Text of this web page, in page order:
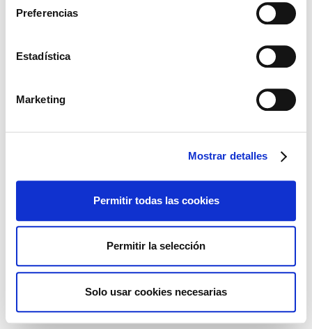
Preferencias
Estadística
Marketing
Mostrar detalles
Permitir todas las cookies
Permitir la selección
Solo usar cookies necesarias